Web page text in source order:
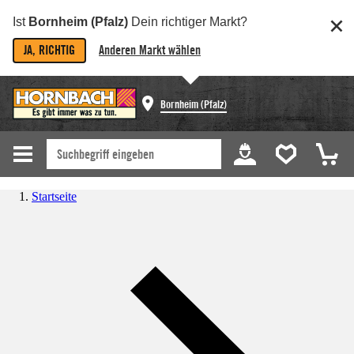
Ist Bornheim (Pfalz) Dein richtiger Markt?
JA, RICHTIG Anderen Markt wählen
Bornheim (Pfalz)
Startseite